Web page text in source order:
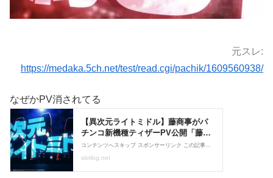
元スレ:
https://medaka.5ch.net/test/read.cgi/pachik/1609560938/
なぜかPV消されてる